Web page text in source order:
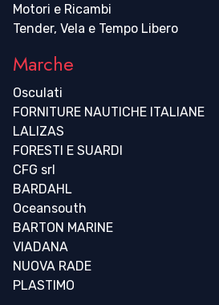
Motori e Ricambi
Tender, Vela e Tempo Libero
Marche
Osculati
FORNITURE NAUTICHE ITALIANE
LALIZAS
FORESTI E SUARDI
CFG srl
BARDAHL
Oceansouth
BARTON MARINE
VIADANA
NUOVA RADE
PLASTIMO